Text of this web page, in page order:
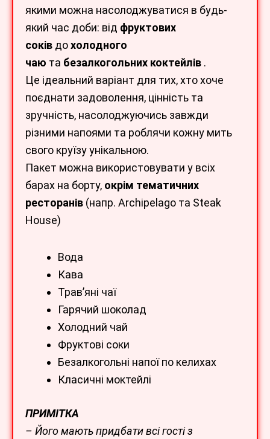
якими можна насолоджуватися в будь-
який час доби: від фруктових
соків дохолодного
чаю та безалкогольних коктейлів .
Це ідеальний варіант для тих, хто хоче
поєднати задоволення, цінність та
зручність, насолоджуючись завжди
різними напоями та роблячи кожну мить
свого круїзу унікальною.
Пакет можна використовувати у всіх
барах на борту, окрім тематичних
ресторанів (напр. Archipelago та Steak
House)
Вода
Кава
Трав’яні чаї
Гарячий шоколад
Холодний чай
Фруктові соки
Безалкогольні напої по келихах
Класичні моктейлі
ПРИМІТКА
– Його мають придбати всі гості з